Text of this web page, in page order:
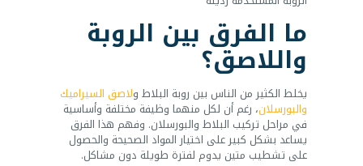
ما الفرق بين الروبة
واللاصق؟
يخلط الكثير من الناس بين روبة البلاط ولاصق السيراميك
والبورسلان، رغم أن لكل منهما وظيفة مختلفة وأساسية
في مراحل تركيب البلاط والبورسلان. وفهم هذا الفرق
يساعد بشكل كبير على اختيار المواد الصحيحة والحصول
على تشطيب متين يدوم لفترة طويلة دون مشاكل.